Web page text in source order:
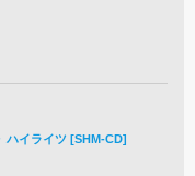
ハイライツ [SHM-CD]